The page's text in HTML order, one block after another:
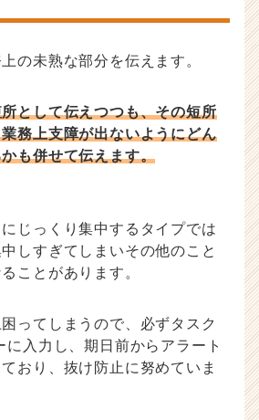
の未熟な部分を伝えます。
として伝えつつも、その短所
務上支障が出ないようにどん
も併せて伝えます。
じっくり集中するタイプでは
しすぎてしまいその他のこと
ことがあります。
ってしまうので、必ずタスク
に入力し、期日前からアラート
おり、抜け防止に努めていま